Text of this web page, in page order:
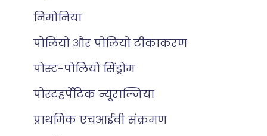
निमोनिया
पोलियो और पोलियो टीकाकरण
पोस्ट-पोलियो सिंड्रोम
पोस्टहर्पेटिक न्यूराल्जिया
प्राथमिक एचआईवी संक्रमण